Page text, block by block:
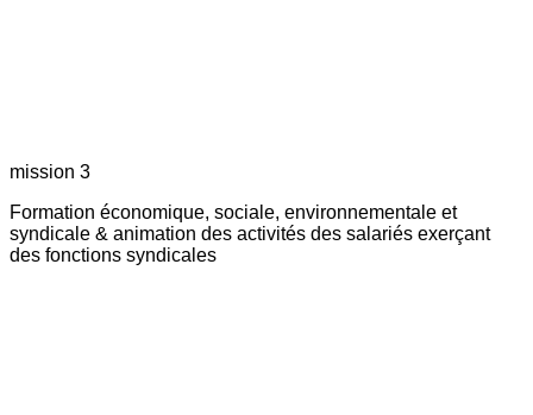
mission 3
Formation économique, sociale, environnementale et
syndicale & animation des activités des salariés exerçant
des fonctions syndicales